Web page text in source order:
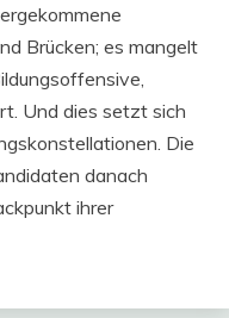
Brücken; es mangelt
Und dies setzt sich
Die
danach
ihrer